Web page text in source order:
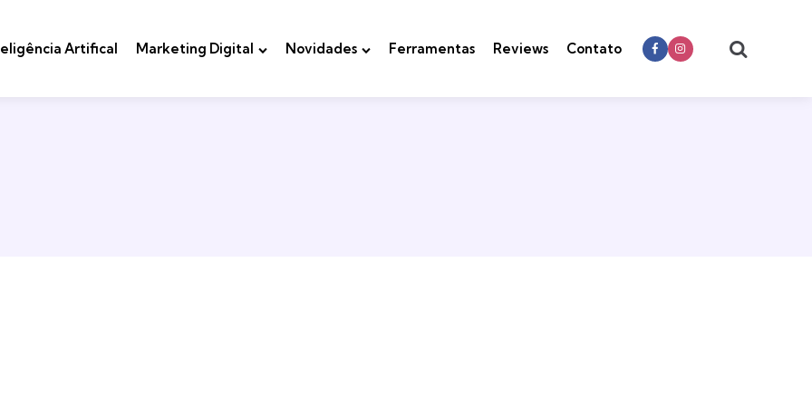
Artifical Marketing Digital Novidades Ferramentas Reviews Contato